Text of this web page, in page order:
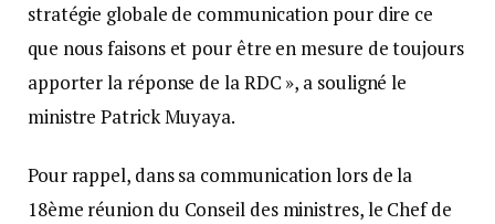
stratégie globale de communication pour dire ce
que nous faisons et pour être en mesure de toujours
apporter la réponse de la RDC », a souligné le
ministre Patrick Muyaya.
Pour rappel, dans sa communication lors de la
18ème réunion du Conseil des ministres, le Chef de